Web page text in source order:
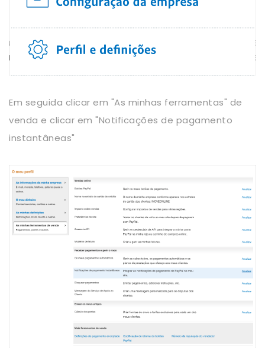
Em seguida clicar em "As minhas ferramentas" de
venda e clicar em "Notificações de pagamento
instantâneas"